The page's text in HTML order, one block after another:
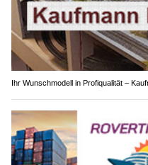
Ihr Wunschmodell in Profiqualität –